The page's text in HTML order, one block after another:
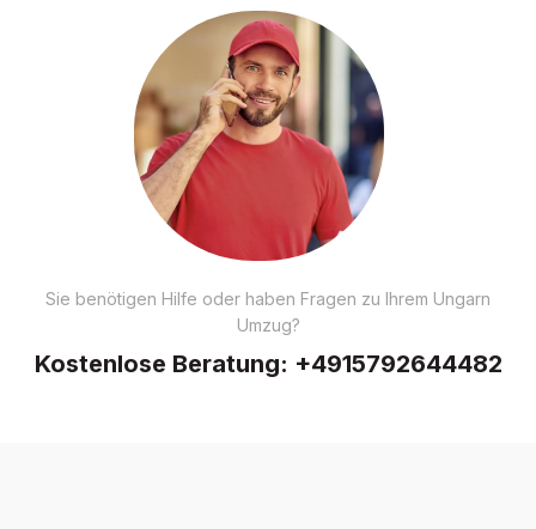
Sie benötigen Hilfe oder haben Fragen zu Ihrem Ungarn
Umzug?
Kostenlose Beratung: +4915792644482